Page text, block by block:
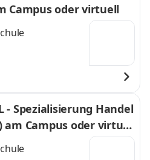
Campus oder virtuell
- Spezialisierung Handel
am Campus oder virtuel